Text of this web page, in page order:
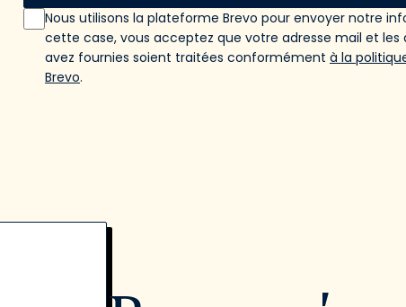
Nous utilisons la plateforme Brevo pour envoyer notre
cette case, vous acceptez que votre adresse mail et les
avez fournies soient traitées conformément à la
Brevo.